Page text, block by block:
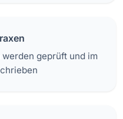
geprüft und im